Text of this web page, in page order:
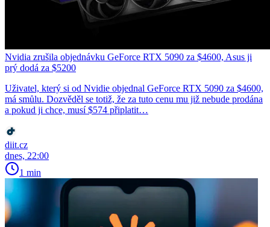
Nvidia zrušila objednávku GeForce RTX 5090 za $4600, Asus ji
prý dodá za $5200
Uživatel, který si od Nvidie objednal GeForce RTX 5090 za $4600,
má smůlu. Dozvěděl se totiž, že za tuto cenu mu již nebude prodána
a pokud ji chce, musí $574 připlatit…
diit.cz
dnes, 22:00
1 min